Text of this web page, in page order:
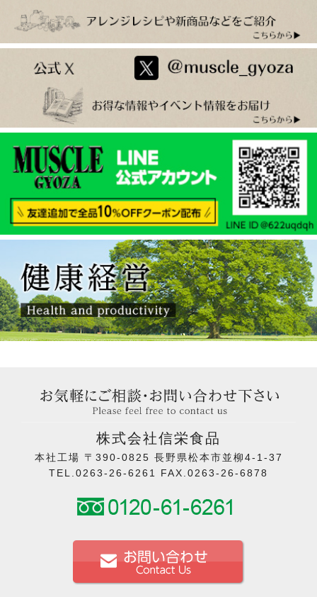
株式会社信栄食品
本社工場 〒390-0825 長野県松本市並柳4-1-37
TEL.0263-26-6261 FAX.0263-26-6878